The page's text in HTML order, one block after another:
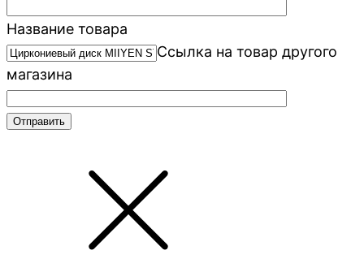
Название товара
Ссылка на товар другого
магазина